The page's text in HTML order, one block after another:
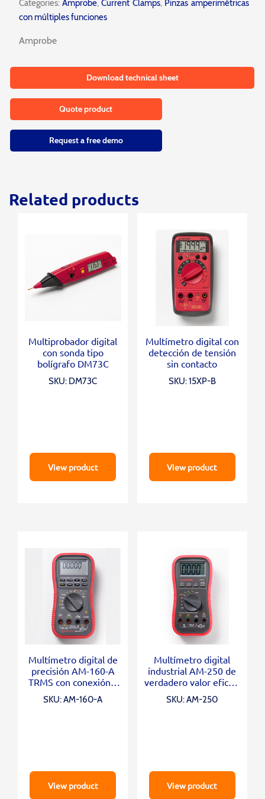
Categories:Amprobe,Current Clamps, Pinzas amperimétricas
con múltiples funciones
Amprobe
Download technical sheet
Quote product
Request a free demo
Related products
Multiprobador digital
con sonda tipo
bolígrafo DM73C
SKU: DM73C
View product
Multímetro digital con
detección de tensión
sin contacto
SKU: 15XP-B
View product
Multímetro digital de
precisión AM-160-A
TRMS con conexión a
SKU: AM-160-A
View product
Multímetro digital
industrial AM-250 de
verdadero valor eficaz,
SKU: AM-250
View product